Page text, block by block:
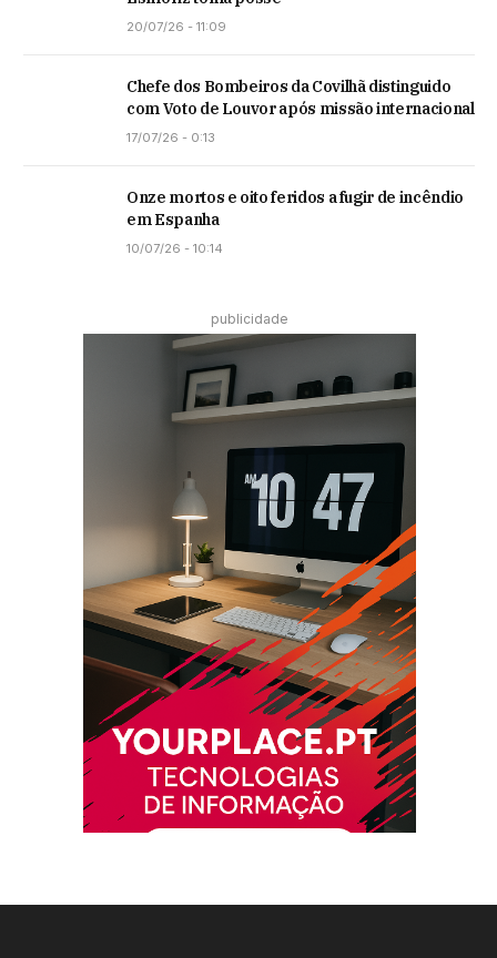
20/07/26 - 11:09
Chefe dos Bombeiros da Covilhã distinguido
com Voto de Louvor após missão internacional
17/07/26 - 0:13
Onze mortos e oito feridos a fugir de incêndio
em Espanha
10/07/26 - 10:14
publicidade